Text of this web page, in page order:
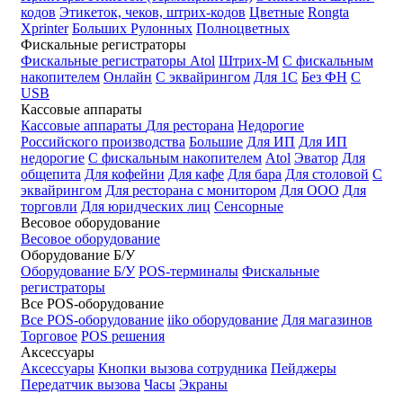
кодов Этикеток, чеков, штрих-кодов Цветные Rongta
Xprinter Больших Рулонных Полноцветных
Фискальные регистраторы
Фискальные регистраторы Atol Штрих-М С фискальным
накопителем Онлайн С эквайрингом Для 1С Без ФН С
USB
Кассовые аппараты
Кассовые аппараты Для ресторана Недорогие
Российского производства Большие Для ИП Для ИП
недорогие С фискальным накопителем Atol Эватор Для
общепита Для кофейни Для кафе Для бара Для столовой С
эквайрингом Для ресторана с монитором Для ООО Для
торговли Для юридческих лиц Сенсорные
Весовое оборудование
Весовое оборудование
Оборудование Б/У
Оборудование Б/У POS-терминалы Фискальные
регистраторы
Все POS-оборудование
Все POS-оборудование iiko оборудование Для магазинов
Торговое POS решения
Аксессуары
Аксессуары Кнопки вызова сотрудника Пейджеры
Передатчик вызова Часы Экраны